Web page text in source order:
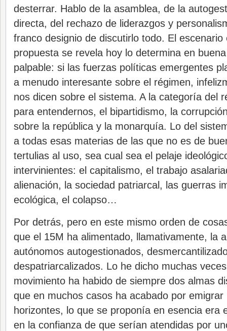
desterrar. Hablo de la asamblea, de la
directa, del rechazo de liderazgos y
franco designio de discutirlo todo. El escenario
propuesta se revela hoy lo determina en
palpable: si las fuerzas políticas emergentes
a menudo interesante sobre el régimen,
nos dicen sobre el sistema. A la categoría del
para entendernos, el bipartidismo, la
sobre la república y la monarquía. Lo del
a todas esas materias de las que no es de
tertulias al uso, sea cual sea el pelaje
intervinientes: el capitalismo, el trabajo
alienación, la sociedad patriarcal, las guerras
ecológica, el colapso…
Por detrás, pero en este mismo orden de
que el 15M ha alimentado, llamativamente, la
autónomos autogestionados,
despatriarcalizados. Lo he dicho muchas
movimiento ha habido de siempre dos almas
que en muchos casos ha acabado por
horizontes, lo que se proponía en esencia era
en la confianza de que serían atendidas por